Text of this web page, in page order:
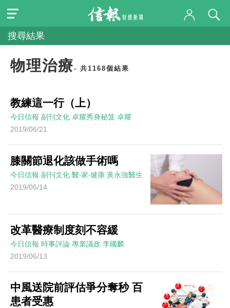
搜尋結果
物理治療- 共1168個結果
教練這一行（上）
今日信報 副刊文化 卓耀秀身秘笈 卓耀
2019/06/21
膝關節退化該做手術嗎
今日信報 副刊文化 醫‧家‧健康 黃永強醫生
2019/06/14
改革醫療制度刻不容緩
今日信報 時事評論 專業議政 李國麟
2019/06/13
中風送院前評估爭分奪秒 百
患者受惠